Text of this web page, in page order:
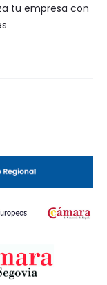
tu empresa con